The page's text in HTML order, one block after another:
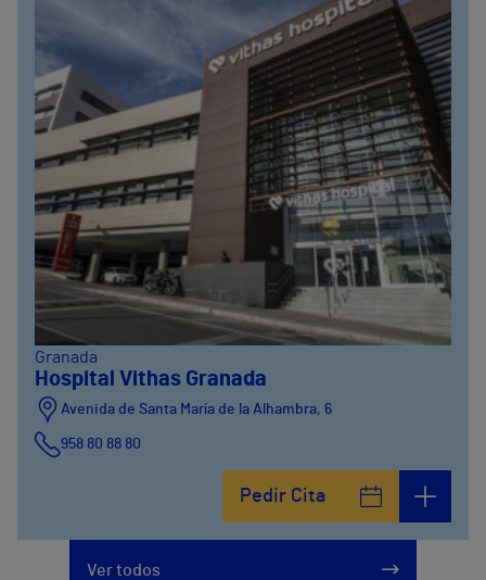
Granada
Hospital Vithas Granada
Avenida de Santa María de la Alhambra, 6
958 80 88 80
Pedir Cita
Ver todos